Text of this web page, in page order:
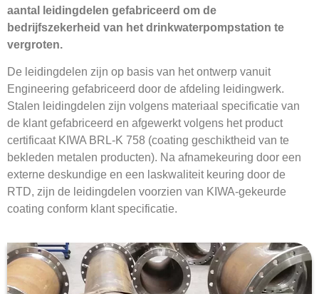
aantal leidingdelen gefabriceerd om de
bedrijfszekerheid van het drinkwaterpompstation te
vergroten.
De leidingdelen zijn op basis van het ontwerp vanuit
Engineering gefabriceerd door de afdeling leidingwerk.
Stalen leidingdelen zijn volgens materiaal specificatie van
de klant gefabriceerd en afgewerkt volgens het product
certificaat KIWA BRL-K 758 (coating geschiktheid van te
bekleden metalen producten). Na afnamekeuring door een
externe deskundige en een laskwaliteit keuring door de
RTD, zijn de leidingdelen voorzien van KIWA-gekeurde
coating conform klant specificatie.